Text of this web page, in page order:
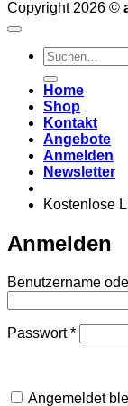
Copyright 2026 ©
Suchen
nach:
Home
Shop
Kontakt
Angebote
Anmelden
Newsletter
Kostenlose
Anmelden
Benutzername
Passwort*
Angemeldet